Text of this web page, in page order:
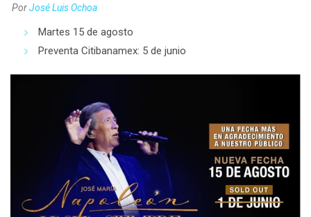
PorJosé Luis Ochoa
Martes 15 de agosto
Preventa Citibanamex: 5 de junio